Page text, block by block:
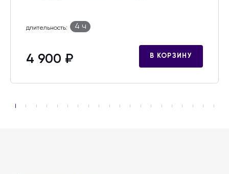
длительность: 4 ч
4 900 ₽ В КОРЗИНУ